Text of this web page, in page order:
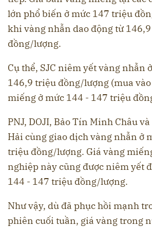
lớn phổ biến ở mức 147 triệu
khi vàng nhẫn dao động từ
đồng/lượng.
Cụ thể, SJC niêm yết vàng nhẫn
146,9 triệu đồng/lượng (mua
miếng ở mức 144 - 147 triệu
PNJ, DOJI, Bảo Tín Minh Châu
Hải cùng giao dịch vàng nhẫn ở
triệu đồng/lượng. Giá vàng
nghiệp này cũng được niêm yết
144 - 147 triệu đồng/lượng.
Như vậy, dù đã phục hồi mạnh
phiên cuối tuần, giá vàng trong